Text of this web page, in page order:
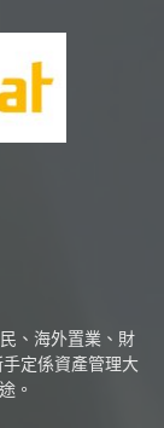
、海外置業、財
定係資產管理大
。